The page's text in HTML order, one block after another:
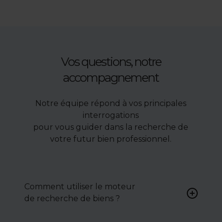
Vos questions, notre
accompagnement
Notre équipe répond à vos principales
interrogations
pour vous guider dans la recherche de
votre futur bien professionnel.
Comment utiliser le moteur
de recherche de biens ?